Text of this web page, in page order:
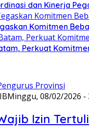
dan Kinerja
Komitmen
Perkuat
Minggu, 08/02/2026 -
Izin